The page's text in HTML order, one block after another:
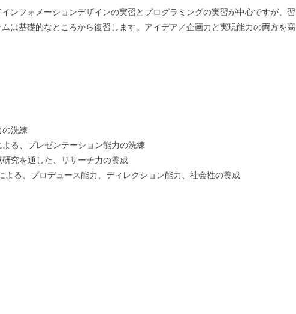
ンフォメーションデザインの実習とプログラミングの実習が中心ですが、習
は基礎的なところから復習します。アイデア／企画力と実現能力の両方を高
洗練
る、プレゼンテーション能力の洗練
究を通した、リサーチ力の養成
よる、プロデュース能力、ディレクション能力、社会性の養成